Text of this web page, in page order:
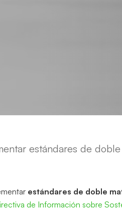
estándares de
estándares de doble
de Información sobre